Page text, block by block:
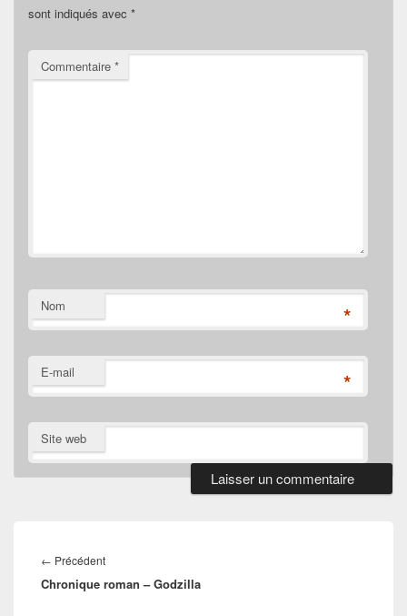
sont indiqués avec *
Commentaire *
Nom *
E-mail *
Site web
de
l’article
← PrécédentArticle
précédent :
Chronique roman – Godzilla